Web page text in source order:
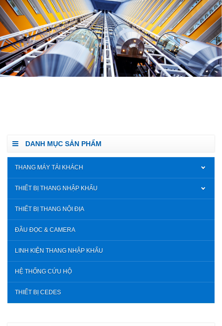
DANH MỤC SẢN PHẨM
THANG MÁY TẢI KHÁCH
THIẾT BỊ THANG NHẬP KHẨU
THIẾT BỊ THANG NỘI ĐỊA
ĐẦU ĐỌC & CAMERA
LINH KIỆN THANG NHẬP KHẨU
HỆ THỐNG CỨU HỘ
THIẾT BỊ CEDES